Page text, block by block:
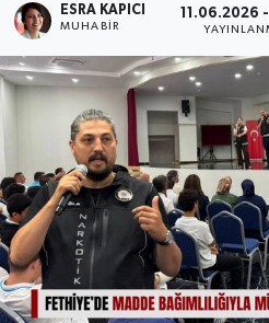
ESRA KAPICI
MUHABİR
11.06.2026 -
Spor
Turizm
Haber Arşivi